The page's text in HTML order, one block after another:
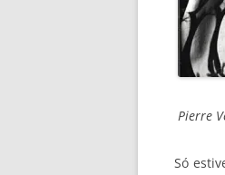
Pierre
Só